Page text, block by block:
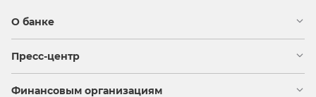
О банке
Пресс-центр
Финансовым организациям